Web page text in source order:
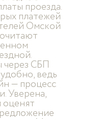
проезда.
платежей
Омской
через СБП
ведь
— процесс
Уверена,